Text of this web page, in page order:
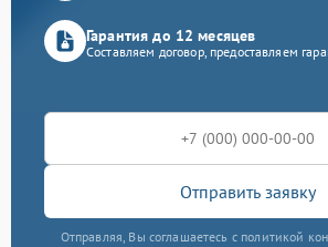
Гарантия до 12 месяцев
Составляем договор, предоставляем
Отправить заявку
Отправляя, Вы соглашаетесь с политикой